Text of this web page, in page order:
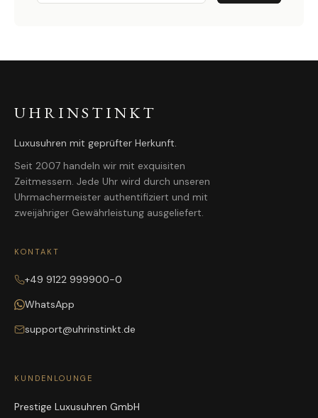
UHRINSTINKT
Luxusuhren mit geprüfter Herkunft.
Seit 2007 handeln wir mit exquisiten
Zeitmessern. Jede Uhr wird durch unseren
Uhrmachermeister authentifiziert und mit
zweijähriger Gewährleistung ausgeliefert.
KONTAKT
+49 9122 999900-0
WhatsApp
support@uhrinstinkt.de
KUNDENLOUNGE
Prestige Luxusuhren GmbH